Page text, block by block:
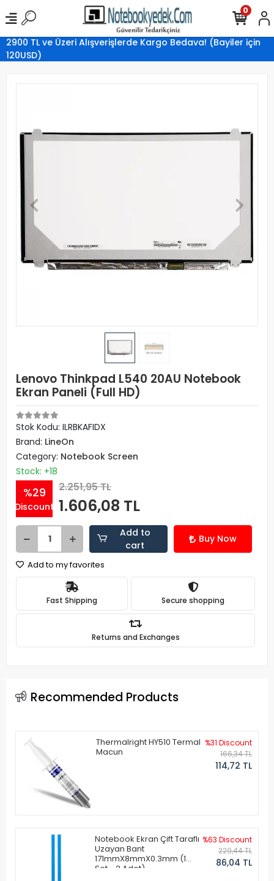
2900 TL ve Üzeri Alışverişlerde Kargo Bedava! (Bayiler için
120USD)
0
Lenovo Thinkpad L540 20AU Notebook
Ekran Paneli (Full HD)
Stok Kodu: ILRBKAFIDX
Brand: LineOn
Category: Notebook Screen
Stock: +18
%29
Discount
2.251,95 TL
1.606,08 TL
Add to
cart
Buy Now
Add to my favorites
Fast Shipping Secure shopping
Returns and Exchanges
Recommended Products
Thermalright HY510 Termal
Macun
%31 Discount
166,34 TL
114,72 TL
Notebook Ekran Çift Taraflı
Uzayan Bant
171mmX8mmX0.3mm (1
Set - 2 Adet)
%63 Discount
229,44 TL
86,04 TL